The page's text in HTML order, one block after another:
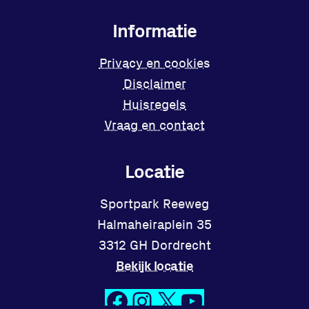
Locatie
Sportpark Reeweg
Halmaheiraplein 35
3312 GH Dordrecht
Bekijk locatie
Facebook InstagramX YouTube
Informatie
Privacy en cookies
Disclaimer
Huisregels
Vraag en contact